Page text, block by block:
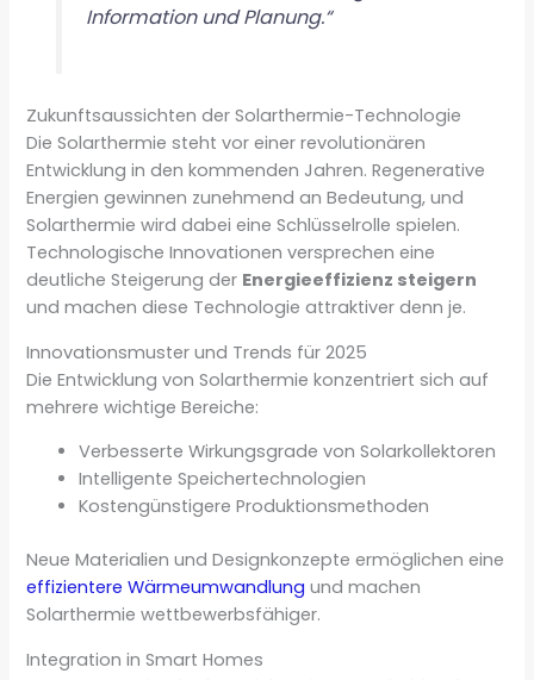
Information und Planung.“
Zukunftsaussichten der Solarthermie-Technologie
Die Solarthermie steht vor einer revolutionären
Entwicklung in den kommenden Jahren. Regenerative
Energien gewinnen zunehmend an Bedeutung, und
Solarthermie wird dabei eine Schlüsselrolle spielen.
Technologische Innovationen versprechen eine
deutliche Steigerung der Energieeffizienz steigern
und machen diese Technologie attraktiver denn je.
Innovationsmuster und Trends für 2025
Die Entwicklung von Solarthermie konzentriert sich auf
mehrere wichtige Bereiche:
Verbesserte Wirkungsgrade von Solarkollektoren
Intelligente Speichertechnologien
Kostengünstigere Produktionsmethoden
Neue Materialien und Designkonzepte ermöglichen eine
effizientere Wärmeumwandlung und machen
Solarthermie wettbewerbsfähiger.
Integration in Smart Homes